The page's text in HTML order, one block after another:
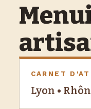
CARNET
Lyon •